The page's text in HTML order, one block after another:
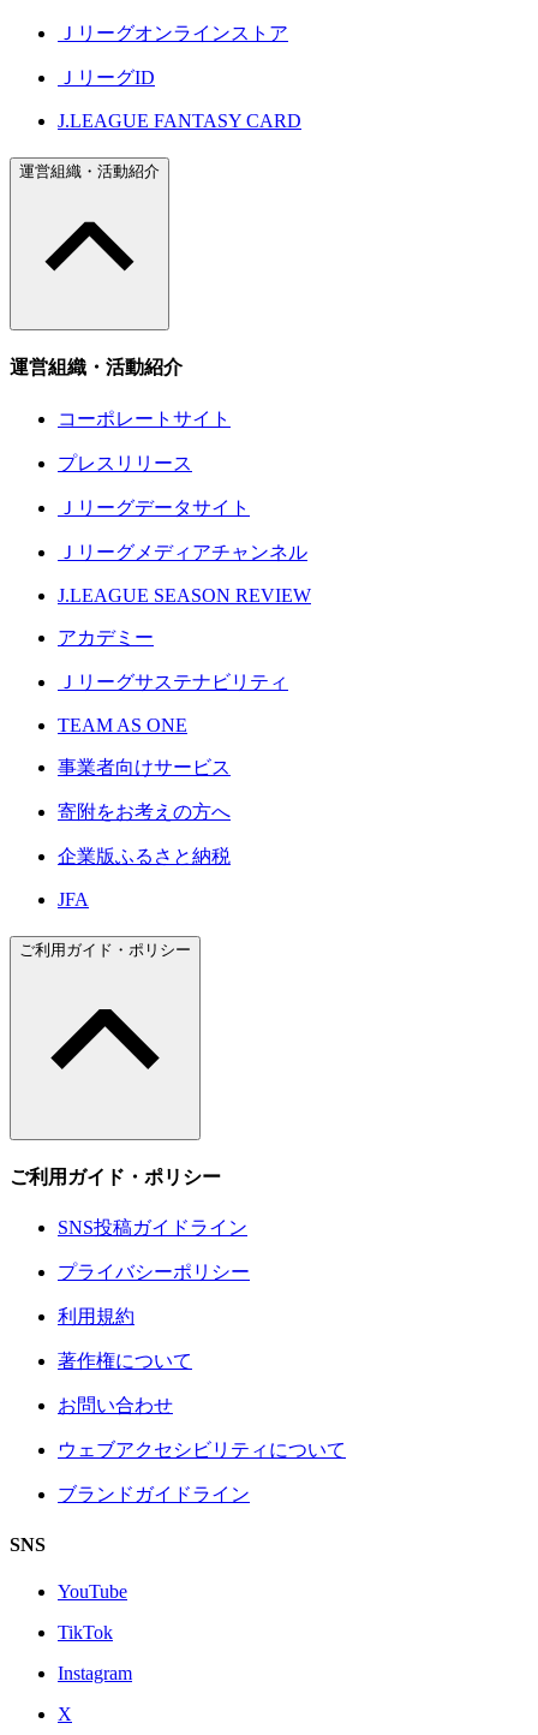
Ｊリーグオンラインストア
ＪリーグID
J.LEAGUE FANTASY CARD
運営組織・活動紹介
運営組織・活動紹介
コーポレートサイト
プレスリリース
Ｊリーグデータサイト
Ｊリーグメディアチャンネル
J.LEAGUE SEASON REVIEW
アカデミー
Ｊリーグサステナビリティ
TEAM AS ONE
事業者向けサービス
寄附をお考えの方へ
企業版ふるさと納税
JFA
ご利用ガイド・ポリシー
ご利用ガイド・ポリシー
SNS投稿ガイドライン
プライバシーポリシー
利用規約
著作権について
お問い合わせ
ウェブアクセシビリティについて
ブランドガイドライン
SNS
YouTube
TikTok
Instagram
X